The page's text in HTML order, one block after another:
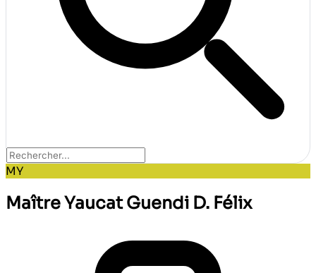
MY
Maître Yaucat Guendi D. Félix